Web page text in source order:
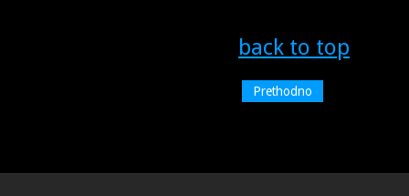
back to top
Prethodno